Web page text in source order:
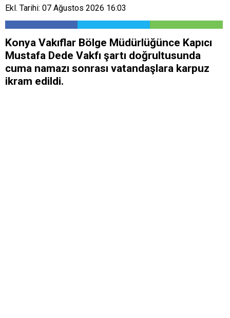
Ekl. Tarihi: 07 Ağustos 2026 16:03
Konya Vakıflar Bölge Müdürlüğünce Kapıcı
Mustafa Dede Vakfı şartı doğrultusunda
cuma namazı sonrası vatandaşlara karpuz
ikram edildi.